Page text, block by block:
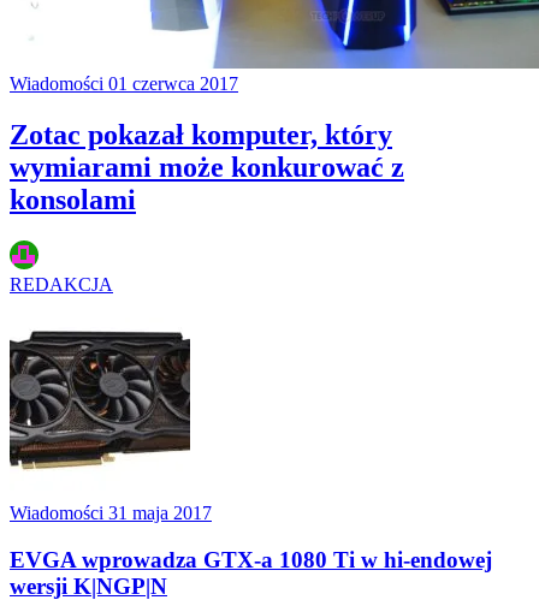
Wiadomości 01 czerwca 2017
Zotac pokazał komputer, który
wymiarami może konkurować z
konsolami
REDAKCJA
Wiadomości 31 maja 2017
EVGA wprowadza GTX-a 1080 Ti w hi-endowej
wersji K|NGP|N